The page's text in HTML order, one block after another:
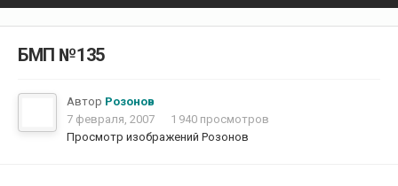
БМП №135
Автор Розонов
7 февраля, 2007
1 940 просмотров
Просмотр изображений Розонов